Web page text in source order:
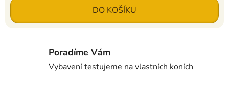
Měrná cena: DO KOŠÍKU
Poradíme Vám
Vybavení testujeme na vlastních koních